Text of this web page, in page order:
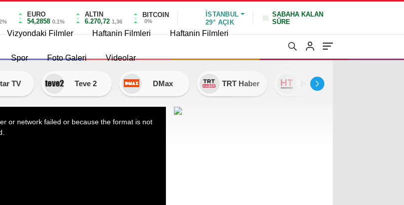
EURO
54,2858 0.1%
ALTIN
6.270,72 1,36
BITCOIN
0%
İSTANBUL
29° AÇIK
SABAHA KALAN
SÜRE
Vizyondaki Filmler Haftanin Filmleri Haftanin Filmleri
Spor Foto Galeri Videolar
TV Teve 2 DMax TRT Haber Habertürk
or network failed or because the format is not